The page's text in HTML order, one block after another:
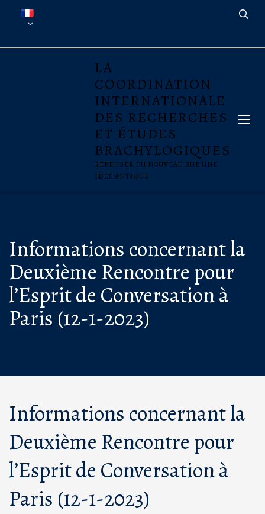
LA
COORDINATION
INTERNATIONALE
DES RECHERCHES
ET ÉTUDES
BRACHYLOGIQUES
REPENSER DU NOUVEAU SUR UNE
IDÉE ANTIQUE
Informations concernant la
Deuxième Rencontre pour
l’Esprit de Conversation à
Paris (12-1-2023)
Informations concernant la
Deuxième Rencontre pour
l’Esprit de Conversation à
Paris (12-1-2023)